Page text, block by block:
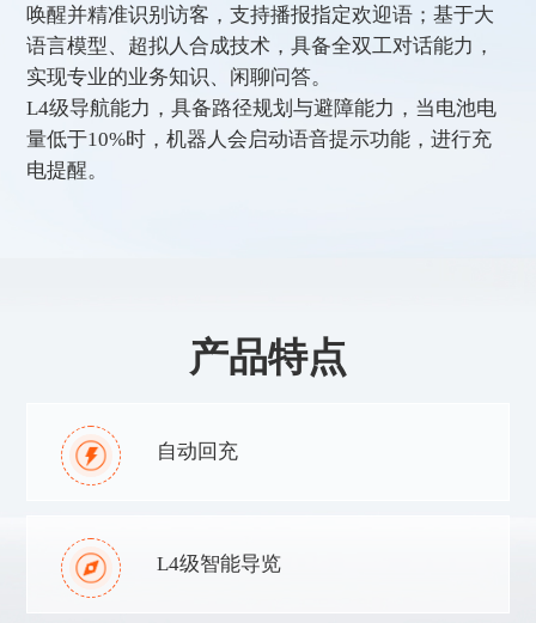
唤醒并精准识别访客，支持播报指定欢迎语；基于大
语言模型、超拟人合成技术，具备全双工对话能力，
实现专业的业务知识、闲聊问答。
L4级导航能力，具备路径规划与避障能力，当电池电
量低于10%时，机器人会启动语音提示功能，进行充
电提醒。
产品特点
自动回充
L4级智能导览